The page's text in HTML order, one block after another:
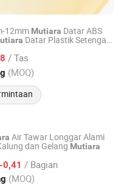
12mm Mutiara Datar ABS
Datar Plastik Setengah
/ Tas
(MOQ)mulai 2010
Air Tawar Longgar Alami
dan Gelang Mutiara
0,41 / Bagian
(MOQ)
CO., LTD.
mulai 2025